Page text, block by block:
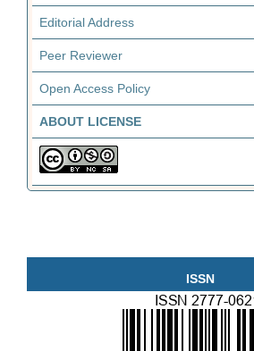
Editorial Address
Peer Reviewer
Open Access Policy
ABOUT LICENSE
ISSN